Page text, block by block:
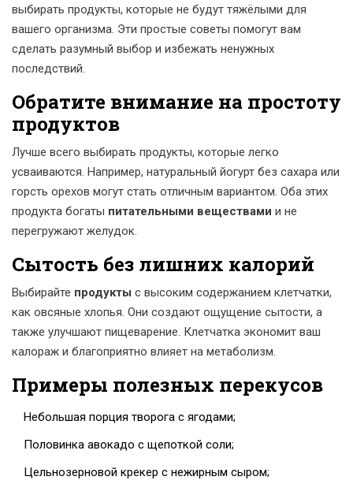
выбирать продукты, которые не будут тяжёлыми для
вашего организма. Эти простые советы помогут вам
сделать разумный выбор и избежать ненужных
последствий.
Обратите внимание на простоту
продуктов
Лучше всего выбирать продукты, которые легко
усваиваются. Например, натуральный йогурт без сахара или
горсть орехов могут стать отличным вариантом. Оба этих
продукта богаты питательными веществами и не
перегружают желудок.
Сытость без лишних калорий
Выбирайте продукты с высоким содержанием клетчатки,
как овсяные хлопья. Они создают ощущение сытости, а
также улучшают пищеварение. Клетчатка экономит ваш
калораж и благоприятно влияет на метаболизм.
Примеры полезных перекусов
Небольшая порция творога с ягодами;
Половинка авокадо с щепоткой соли;
Цельнозерновой крекер с нежирным сыром;